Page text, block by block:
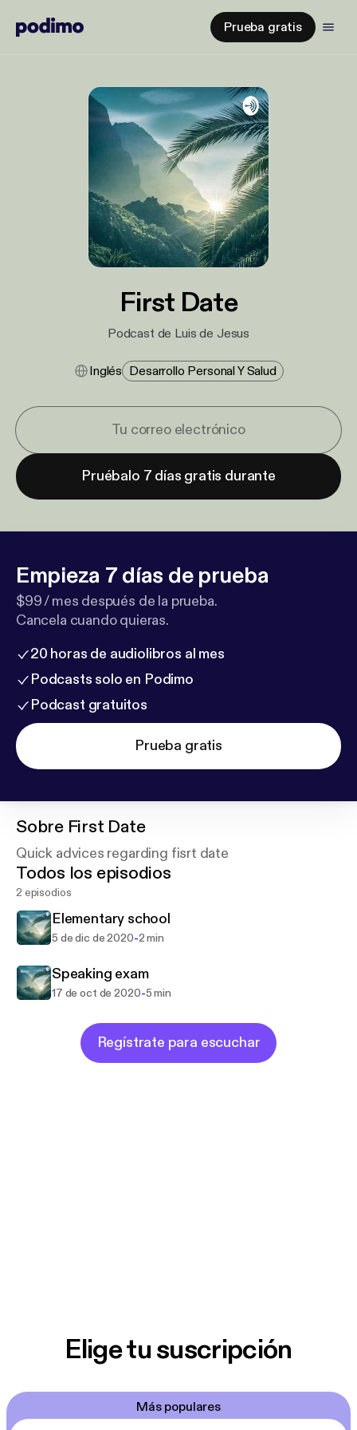
Prueba gratis
First Date
Podcast de Luis de Jesus
Inglés Desarrollo Personal Y Salud
Pruébalo 7 días gratis durante
Empieza 7 días de prueba
$99 / mes después de la prueba.
Cancela cuando quieras.
20 horas de audiolibros al mes
Podcasts solo en Podimo
Podcast gratuitos
Prueba gratis
Sobre First Date
Quick advices regarding fisrt date
Todos los episodios
2 episodios
Elementary school
5 de dic de 2020-2 min
Speaking exam
17 de oct de 2020-5 min
Regístrate para escuchar
Elige tu suscripción
Más populares